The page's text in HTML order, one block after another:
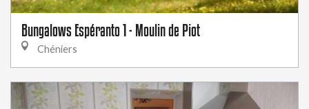
Bungalows Espéranto 1 - Moulin de Piot
Chéniers